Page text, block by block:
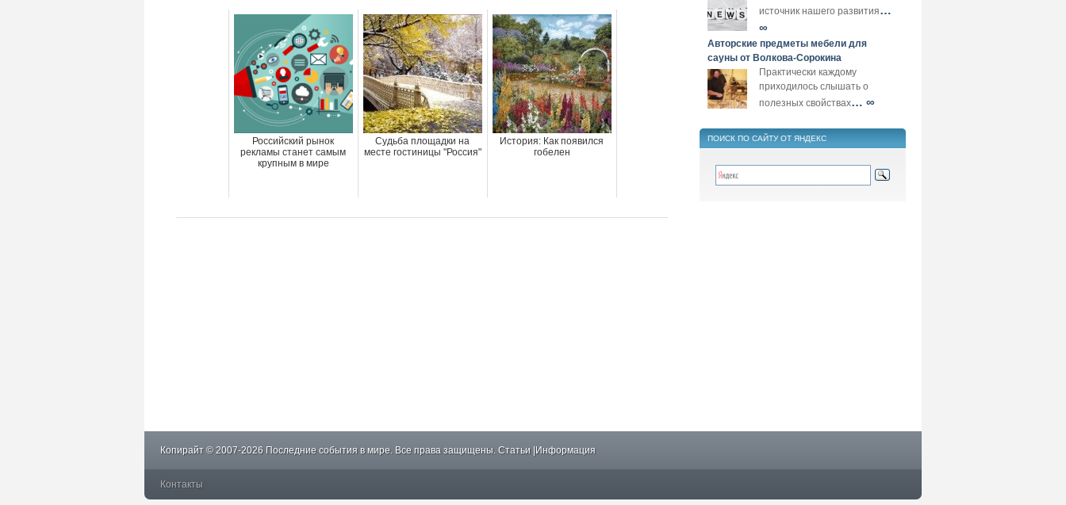
Российский рынок
рекламы станет самым
крупным в мире
Судьба площадки на
месте гостиницы "Россия"
История: Как появился
гобелен
источник нашего развития…
∞
Авторские предметы мебели для
сауны от Волкова-Сорокина
Практически каждому
приходилось слышать о
полезных свойствах… ∞
ПОИСК ПО САЙТУ ОТ ЯНДЕКС
Копирайт © 2007-2026 Последние события в мире. Все права защищены. Статьи |Информация
Контакты